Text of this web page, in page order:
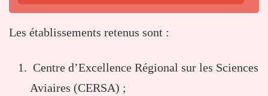
Les établissements retenus sont :
Centre d’Excellence Régional sur les Sciences
Aviaires (CERSA) ;